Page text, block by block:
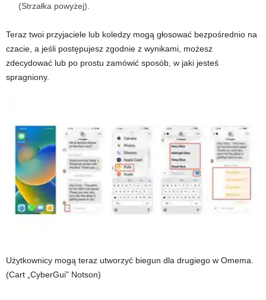
(Strzałka powyżej).
Teraz twoi przyjaciele lub koledzy mogą głosować bezpośrednio na
czacie, a jeśli postępujesz zgodnie z wynikami, możesz
zdecydować lub po prostu zamówić sposób, w jaki jesteś
spragniony.
Użytkownicy mogą teraz utworzyć biegun dla drugiego w Omema.
(Cart „CyberGui” Notson)